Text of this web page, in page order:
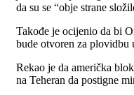
da su se “obje strane
Takođe je ocijenio da bi
bude otvoren za plovidbu
Rekao je da američka
na Teheran da postigne